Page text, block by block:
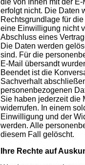
die von Ihnen mit der
erfolgt nicht. Die Daten
Rechtsgrundlage für
eine Einwilligung nicht
Abschluss eines
Die Daten werden
sind. Für die
E-Mail übersandt
Beendet ist die
Sachverhalt
personenbezogenen
Sie haben jederzeit die
widerrufen. In einem
Einwilligung und der
werden. Alle
diesem Fall gelöscht.
Ihre Rechte auf